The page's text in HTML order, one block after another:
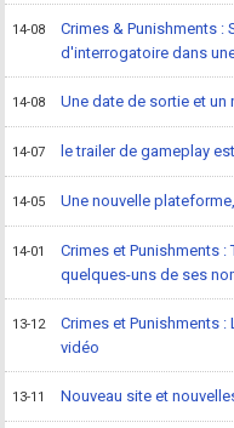
14-08
Crimes & Punishments :
d'interrogatoire dans
14-08 Une date de sortie et un
14-07 le trailer de gameplay
14-05 Une nouvelle
14-01
Crimes et Punishments
quelques-uns de ses
13-12
Crimes et Punishments
vidéo
13-11 Nouveau site et